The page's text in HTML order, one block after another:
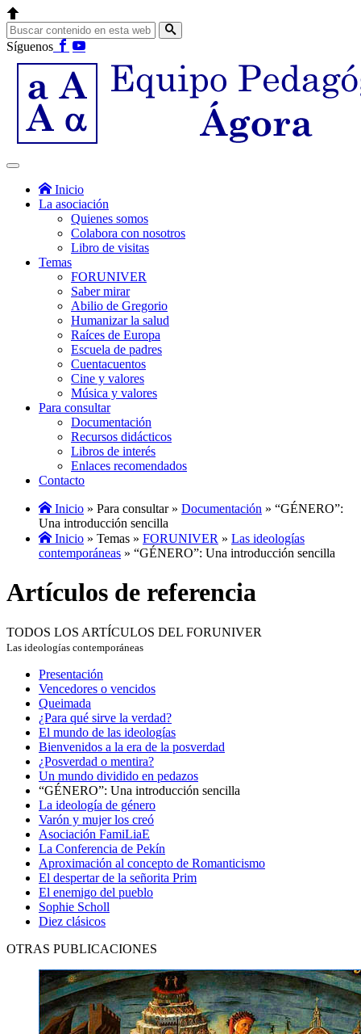
Síguenos
Inicio
La asociación
Quienes somos
Colabora con nosotros
Libro de visitas
Temas
FORUNIVER
Saber mirar
Abilio de Gregorio
Humanizar la salud
Raíces de Europa
Escuela de padres
Cuentacuentos
Cine y valores
Música y valores
Para consultar
Documentación
Recursos didácticos
Libros de interés
Enlaces recomendados
Contacto
Inicio » Para consultar » Documentación » “GÉNERO”:
Una introducción sencilla
Inicio » Temas » FORUNIVER » Las ideologías
contemporáneas » “GÉNERO”: Una introducción sencilla
Artículos de referencia
TODOS LOS ARTÍCULOS DEL FORUNIVER
Las ideologías contemporáneas
Presentación
Vencedores o vencidos
Queimada
¿Para qué sirve la verdad?
El mundo de las ideologías
Bienvenidos a la era de la posverdad
¿Posverdad o mentira?
Un mundo dividido en pedazos
“GÉNERO”: Una introducción sencilla
La ideología de género
Varón y mujer los creó
Asociación FamiLiaE
La Conferencia de Pekín
Aproximación al concepto de Romanticismo
El despertar de la señorita Prim
El enemigo del pueblo
Sophie Scholl
Diez clásicos
OTRAS PUBLICACIONES